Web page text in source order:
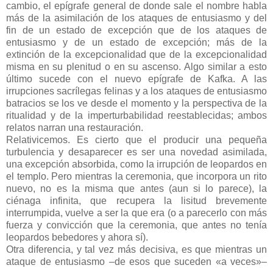
cambio, el epígrafe general de donde sale el nombre habla
más de la asimilación de los ataques de entusiasmo y del
fin de un estado de excepción que de los ataques de
entusiasmo y de un estado de excepción; más de la
extinción de la excepcionalidad que de la excepcionalidad
misma en su plenitud o en su ascenso. Algo similar a esto
último sucede con el nuevo epígrafe de Kafka. A las
irrupciones sacrílegas felinas y a los ataques de entusiasmo
batracios se los ve desde el momento y la perspectiva de la
ritualidad y de la imperturbabilidad reestablecidas; ambos
relatos narran una restauración.
Relativicemos. Es cierto que el producir una pequeña
turbulencia y desaparecer es ser una novedad asimilada,
una excepción absorbida, como la irrupción de leopardos en
el templo. Pero mientras la ceremonia, que incorpora un rito
nuevo, no es la misma que antes (aun si lo parece), la
ciénaga infinita, que recupera la lisitud brevemente
interrumpida, vuelve a ser la que era (o a parecerlo con más
fuerza y convicción que la ceremonia, que antes no tenía
leopardos bebedores y ahora sí).
Otra diferencia, y tal vez más decisiva, es que mientras un
ataque de entusiasmo –de esos que suceden «a veces»–